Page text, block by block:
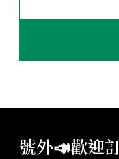
#國民黨 #
號外📣歡迎